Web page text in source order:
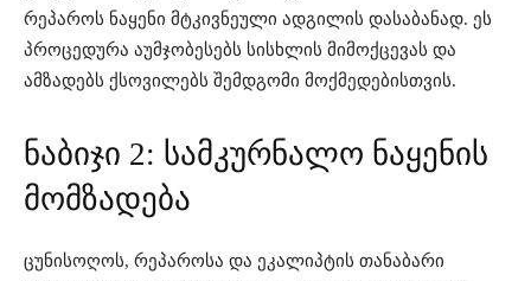
რეპაროს ნაყენი მტკივნეული ადგილის დასაბანად. ეს
პროცედურა აუმჯობესებს სისხლის მიმოქცევას და
ამზადებს ქსოვილებს შემდგომი მოქმედებისთვის.
ნაბიჯი 2: სამკურნალო ნაყენის
მომზადება
ცუნისოღოს, რეპაროსა და ეკალიპტის თანაბარი